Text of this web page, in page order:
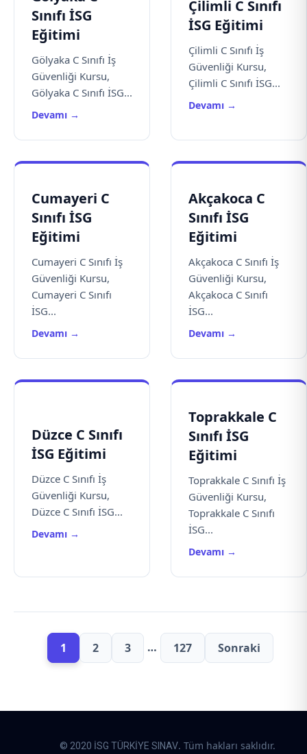
Sınıfı İSG
Eğitimi
Gölyaka C Sınıfı İş
Güvenliği Kursu,
Gölyaka C Sınıfı İSG...
Devamı →
Çilimli C Sınıfı
İSG Eğitimi
Çilimli C Sınıfı İş
Güvenliği Kursu,
Çilimli C Sınıfı İSG...
Devamı →
Cumayeri C
Sınıfı İSG
Eğitimi
Cumayeri C Sınıfı İş
Güvenliği Kursu,
Cumayeri C Sınıfı
İSG...
Devamı →
Akçakoca C
Sınıfı İSG
Eğitimi
Akçakoca C Sınıfı İş
Güvenliği Kursu,
Akçakoca C Sınıfı
İSG...
Devamı →
Düzce C Sınıfı
İSG Eğitimi
Düzce C Sınıfı İş
Güvenliği Kursu,
Düzce C Sınıfı İSG...
Devamı →
Toprakkale C
Sınıfı İSG
Eğitimi
Toprakkale C Sınıfı İş
Güvenliği Kursu,
Toprakkale C Sınıfı
İSG...
Devamı →
1 2 3 … 127 Sonraki
© 2020 İSG TÜRKİYE SINAV. Tüm hakları saklıdır.